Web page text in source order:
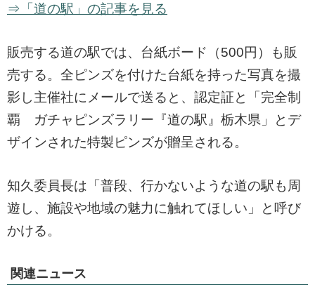
⇒「道の駅」の記事を見る
販売する道の駅では、台紙ボード（500円）も販
売する。全ピンズを付けた台紙を持った写真を撮
影し主催社にメールで送ると、認定証と「完全制
覇 ガチャピンズラリー『道の駅』栃木県」とデ
ザインされた特製ピンズが贈呈される。
知久委員長は「普段、行かないような道の駅も周
遊し、施設や地域の魅力に触れてほしい」と呼び
かける。
関連ニュース